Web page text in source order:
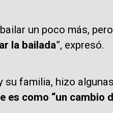
un poco más,
la bailada”, expresó.
su familia, hizo
es como “un cambio